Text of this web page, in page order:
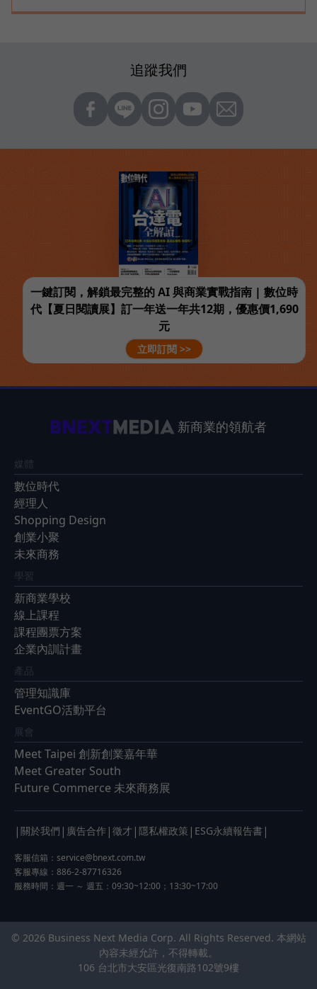
追蹤我們
一鍵訂閱，解鎖最完整的 AI 與商業實戰指南 | 數位時
代【夏日閱讀展】訂一年送一年共12期，優惠價1,690
元
立即訂閱 >>
新商業的領航者
媒體
數位時代
經理人
Shopping Design
創業小聚
未來商務
學習
新商業學校
線上課程
課程團票方案
企業內訓計畫
產品
管理知識庫
EventGO活動平台
展會
Meet Taipei 創新創業嘉年華
Meet Greater South
Future Commerce 未來商務展
| 關於我們 | 廣告合作 | 徵才 | 隱私權政策 | ESG永續報告書 |
客服信箱： service@bnext.com.tw
客服專線：886-2-87716326
服務時間：週一 ～ 週五：09:30~12:00；13:30~17:00
© 2026 Business Next Media Corp. All Rights Reserved. 本網站
內容未經允許，不得轉載。
106 台北市大安區光復南路102號9樓